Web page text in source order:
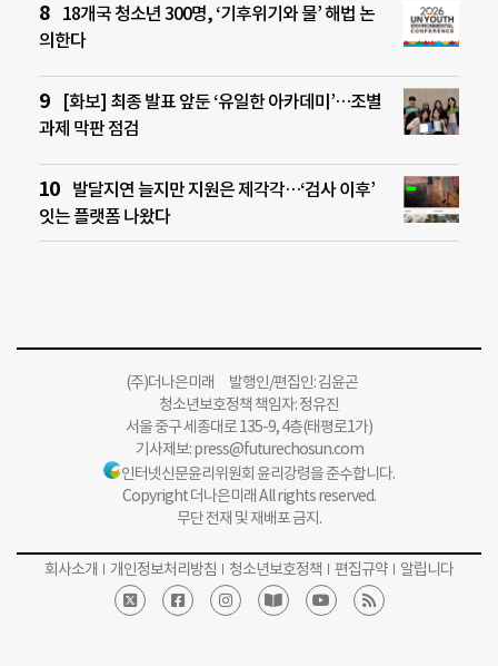
18개국 청소년 300명, ‘기후위기와 물’ 해법 논
의한다
[화보] 최종 발표 앞둔 ‘유일한 아카데미’…조별
과제 막판 점검
발달지연 늘지만 지원은 제각각…‘검사 이후’
잇는 플랫폼 나왔다
(주)더나은미래 발행인/편집인: 김윤곤
청소년보호정책 책임자: 정유진
서울 중구 세종대로 135-9, 4층(태평로1가)
기사제보:press@futurechosun.com
인터넷신문윤리위원회 윤리강령을 준수합니다.
Copyright 더나은미래 All rights reserved.
무단 전재 및 재배포 금지.
회사소개 개인정보처리방침 청소년보호정책 편집규약 알립니다